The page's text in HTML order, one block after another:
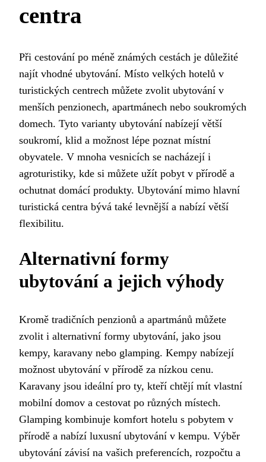
centra
Při cestování po méně známých cestách je důležité
najít vhodné ubytování. Místo velkých hotelů v
turistických centrech můžete zvolit ubytování v
menších penzionech, apartmánech nebo soukromých
domech. Tyto varianty ubytování nabízejí větší
soukromí, klid a možnost lépe poznat místní
obyvatele. V mnoha vesnicích se nacházejí i
agroturistiky, kde si můžete užít pobyt v přírodě a
ochutnat domácí produkty. Ubytování mimo hlavní
turistická centra bývá také levnější a nabízí větší
flexibilitu.
Alternativní formy
ubytování a jejich výhody
Kromě tradičních penzionů a apartmánů můžete
zvolit i alternativní formy ubytování, jako jsou
kempy, karavany nebo glamping. Kempy nabízejí
možnost ubytování v přírodě za nízkou cenu.
Karavany jsou ideální pro ty, kteří chtějí mít vlastní
mobilní domov a cestovat po různých místech.
Glamping kombinuje komfort hotelu s pobytem v
přírodě a nabízí luxusní ubytování v kempu. Výběr
ubytování závisí na vašich preferencích, rozpočtu a